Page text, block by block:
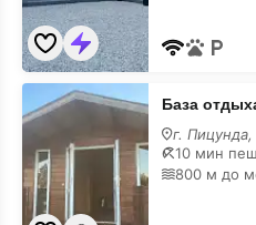
База
отдыха
Агрба
в
на
карте
База
г.
10 мин
800 м до